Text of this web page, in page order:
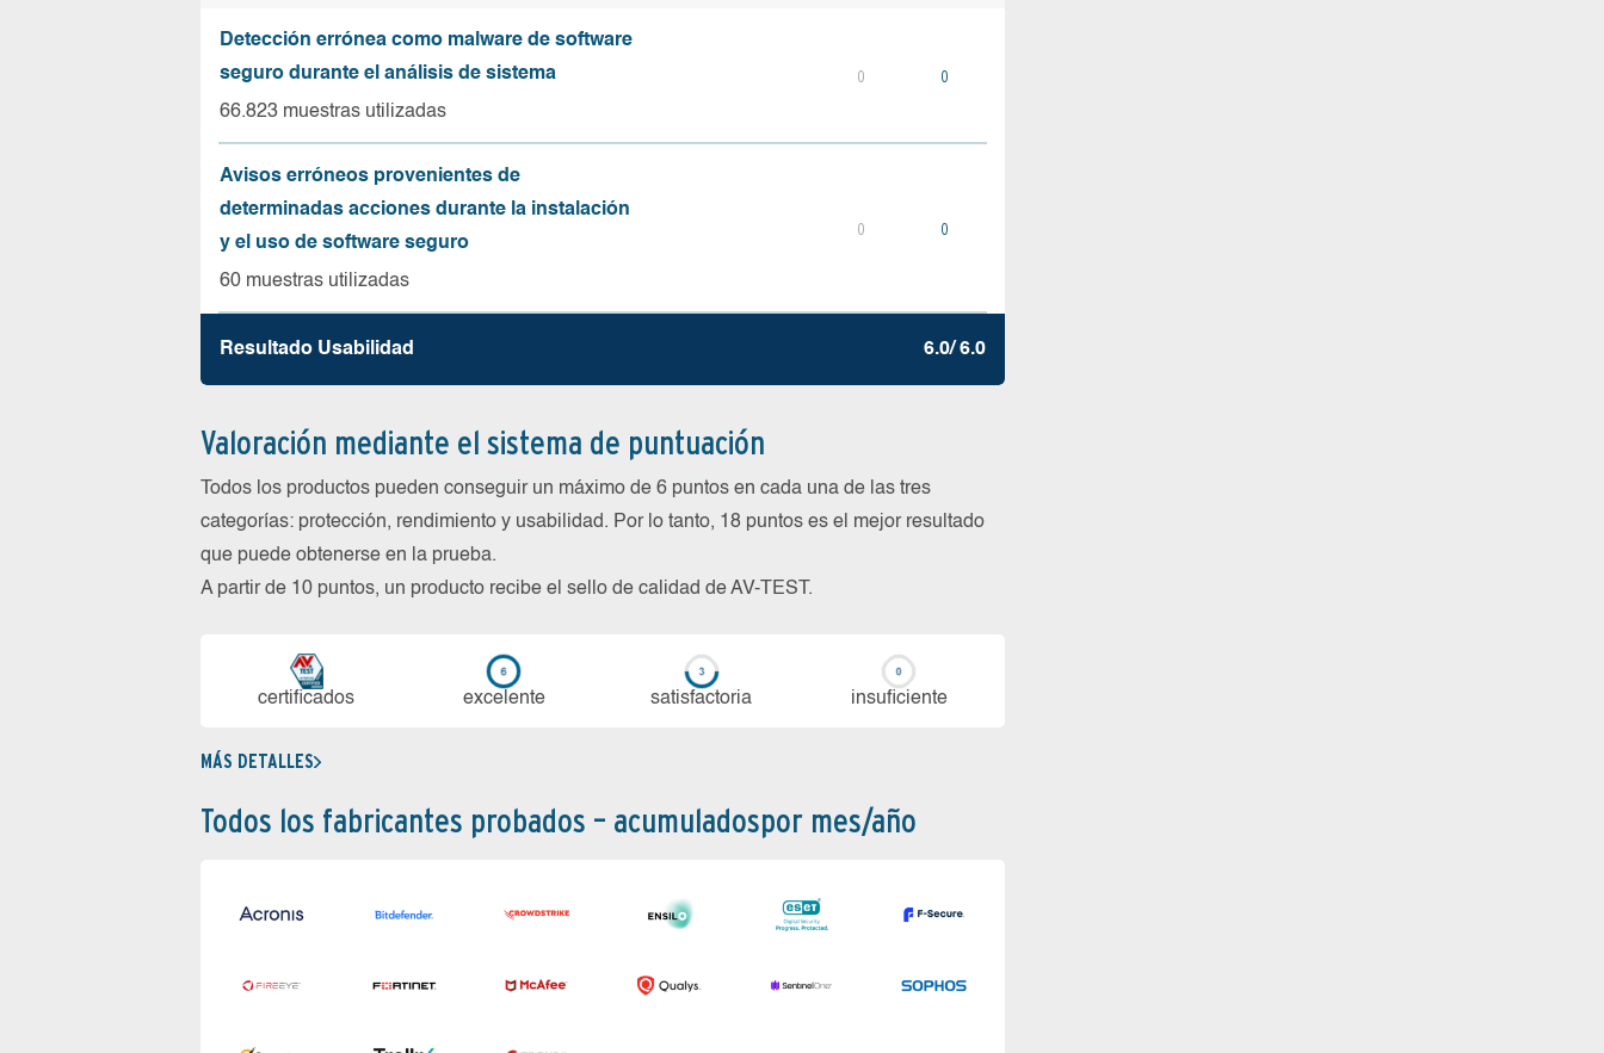
Detección errónea como malware de software
seguro durante el análisis de sistema
66.823 muestras utilizadas
0 0
Avisos erróneos provenientes de
determinadas acciones durante la instalación
y el uso de software seguro
60 muestras utilizadas
0 0
Resultado Usabilidad 6.0/ 6.0
Valoración mediante el sistema de puntuación
Todos los productos pueden conseguir un máximo de 6 puntos en cada una de las tres
categorías: protección, rendimiento y usabilidad. Por lo tanto, 18 puntos es el mejor resultado
que puede obtenerse en la prueba.
A partir de 10 puntos, un producto recibe el sello de calidad de AV-TEST.
certi­ficados ex­ce­len­te sa­tis­fac­to­ria in­su­fi­cien­te
MÁS DETALLES
Todos los fabricantes probados – acumuladospor mes/año